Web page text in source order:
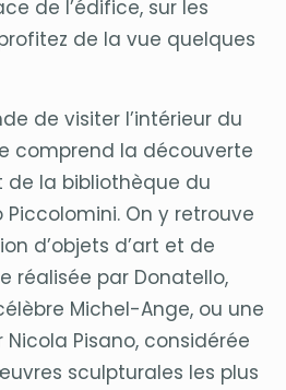
de l’édifice, sur les
de la vue quelques
de visiter l’intérieur du
comprend la découverte
la bibliothèque du
On y retrouve
d’objets d’art et de
réalisée par Donatello,
Michel-Ange, ou une
Pisano, considérée
sculpturales les plus